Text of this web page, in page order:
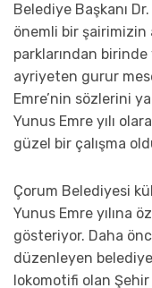
Belediye Başkanı
önemli bir şairimizin
parklarından birinde
ayriyeten gurur
Emre’nin sözlerini
Yunus Emre yılı
güzel bir çalışma
Çorum Belediyesi
Yunus Emre yılına
gösteriyor. Daha
düzenleyen
lokomotifi olan